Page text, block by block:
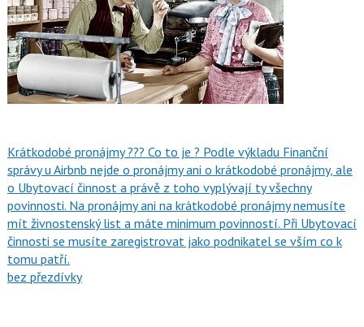
Krátkodobé pronájmy ??? Co to je ? Podle výkladu Finanční
správy u Airbnb nejde o pronájmy ani o krátkodobé pronájmy, ale
o Ubytovací činnost a právě z toho vyplývají ty všechny
povinnosti. Na pronájmy ani na krátkodobé pronájmy nemusíte
mít živnostenský list a máte minimum povinností. Při Ubytovací
činnosti se musíte zaregistrovat jako podnikatel se vším co k
tomu patří.
bez přezdívky